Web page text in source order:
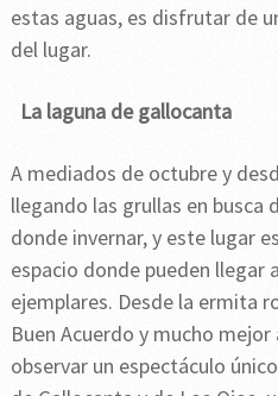
estas aguas, es disfrutar de
del lugar.
La laguna de gallocanta
A mediados de octubre y
llegando las grullas en busca
donde invernar, y este lugar
espacio donde pueden llegar
ejemplares. Desde la ermita
Buen Acuerdo y mucho
observar un espectáculo